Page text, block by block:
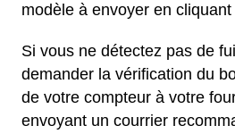
modèle à envoyer en cliquant
Si vous ne détectez pas de
demander la vérification du
de votre compteur à votre
envoyant un courrier